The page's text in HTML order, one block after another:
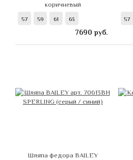
коричневый
57 59 61 63
7690 руб.
57
Шляпа федора BAILEY